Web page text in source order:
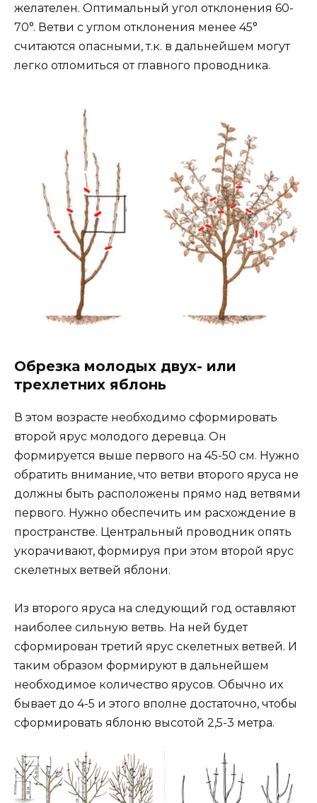
желателен. Оптимальный угол отклонения 60-
70°. Ветви с углом отклонения менее 45°
считаются опасными, т.к. в дальнейшем могут
легко отломиться от главного проводника.
Обрезка молодых двух- или
трехлетних яблонь
В этом возрасте необходимо сформировать
второй ярус молодого деревца. Он
формируется выше первого на 45-50 см. Нужно
обратить внимание, что ветви второго яруса не
должны быть расположены прямо над ветвями
первого. Нужно обеспечить им расхождение в
пространстве. Центральный проводник опять
укорачивают, формируя при этом второй ярус
скелетных ветвей яблони.
Из второго яруса на следующий год оставляют
наиболее сильную ветвь. На ней будет
сформирован третий ярус скелетных ветвей. И
таким образом формируют в дальнейшем
необходимое количество ярусов. Обычно их
бывает до 4-5 и этого вполне достаточно, чтобы
сформировать яблоню высотой 2,5-3 метра.